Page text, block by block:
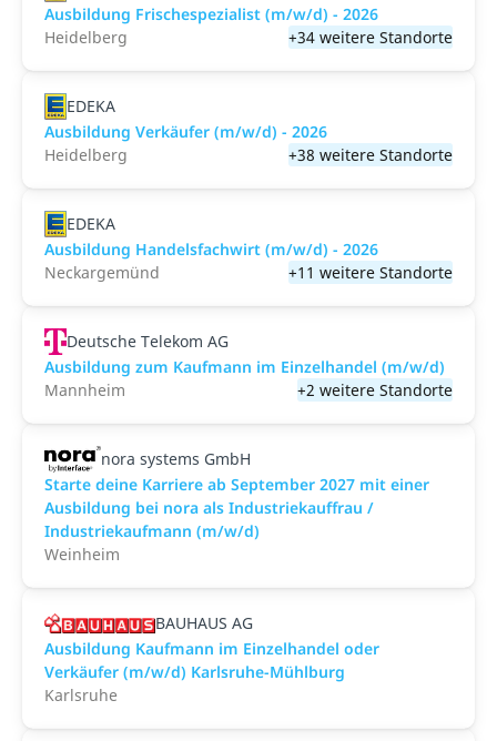
Ausbildung Frischespezialist (m/w/d) - 2026
Heidelberg
+34 weitere Standorte
EDEKA
Ausbildung Verkäufer (m/w/d) - 2026
Heidelberg
+38 weitere Standorte
EDEKA
Ausbildung Handelsfachwirt (m/w/d) - 2026
Neckargemünd
+11 weitere Standorte
Deutsche Telekom AG
Ausbildung zum Kaufmann im Einzelhandel (m/w/d)
Mannheim
+2 weitere Standorte
nora systems GmbH
Starte deine Karriere ab September 2027 mit einer
Ausbildung bei nora als Industriekauffrau /
Industriekaufmann (m/w/d)
Weinheim
BAUHAUS AG
Ausbildung Kaufmann im Einzelhandel oder
Verkäufer (m/w/d) Karlsruhe-Mühlburg
Karlsruhe